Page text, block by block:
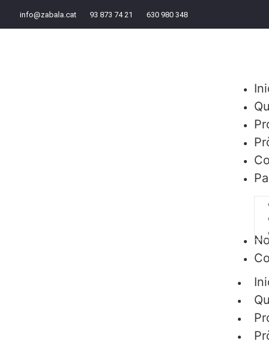
info@zabala.cat 93 873 74 21 630 980 348